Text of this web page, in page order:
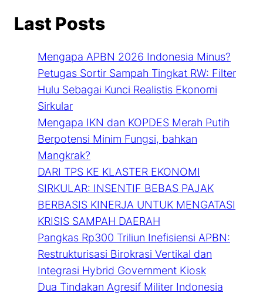
Last Posts
Mengapa APBN 2026 Indonesia Minus?
Petugas Sortir Sampah Tingkat RW: Filter
Hulu Sebagai Kunci Realistis Ekonomi
Sirkular
Mengapa IKN dan KOPDES Merah Putih
Berpotensi Minim Fungsi, bahkan
Mangkrak?
DARI TPS KE KLASTER EKONOMI
SIRKULAR: INSENTIF BEBAS PAJAK
BERBASIS KINERJA UNTUK MENGATASI
KRISIS SAMPAH DAERAH
Pangkas Rp300 Triliun Inefisiensi APBN:
Restrukturisasi Birokrasi Vertikal dan
Integrasi Hybrid Government Kiosk
Dua Tindakan Agresif Militer Indonesia